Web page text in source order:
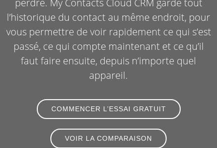
perdre. My Contacts Cloud CRM garde tout
l’historique du contact au même endroit, pour
vous permettre de voir rapidement ce qui s’est
passé, ce qui compte maintenant et ce qu’il
faut faire ensuite, depuis n’importe quel
appareil.
COMMENCER L’ESSAI GRATUIT
VOIR LA COMPARAISON